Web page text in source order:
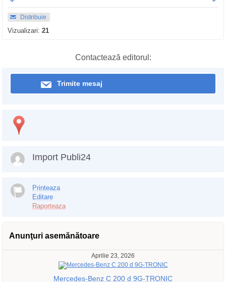
Distribuie
Vizualizari: 21
Contactează editorul:
Trimite mesaj
Import Publi24
Printeaza
Editare
Raporteaza
Anunţuri asemănătoare
Aprilie 23, 2026
Mercedes-Benz C 200 d 9G-TRONIC